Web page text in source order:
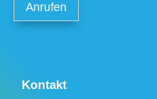
Anrufen
Kontakt